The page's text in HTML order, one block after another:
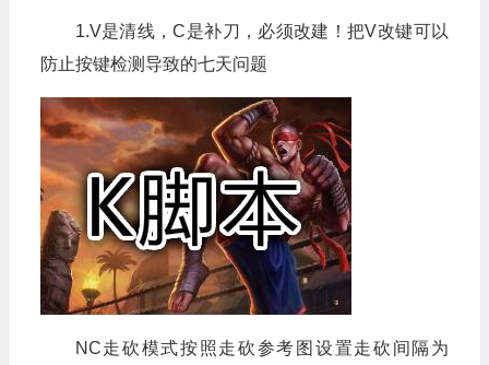
1.V是清线，C是补刀，必须改建！把V改键可以
防止按键检测导致的七天问题
NC走砍模式按照走砍参考图设置走砍间隔为